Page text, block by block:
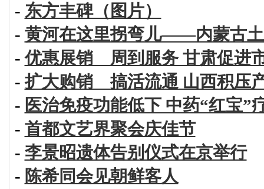
- 东方丰碑（图片）
- 黄河在这里拐弯儿——内蒙古
-优惠展销 周到服务 甘肃促进
-扩大购销 搞活流通 山西积压
- 医治免疫功能低下 中药“红宝”
- 首都文艺界聚会庆佳节
- 李景昭遗体告别仪式在京举行
- 陈希同会见朝鲜客人